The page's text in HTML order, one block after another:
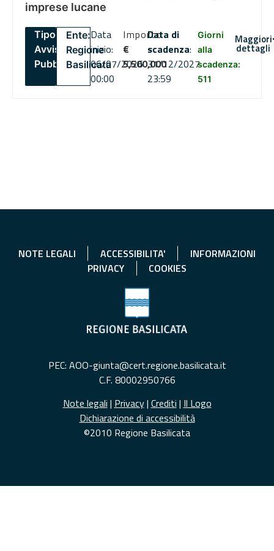
imprese lucane
Tipo:
Avviso
Pubblico
Ente:
Regione
Basilicata
Data
inizio:
06/07/2026
00:00
Importo
€
5,500,000
Data di
scadenza:
31/12/2027
23:59
Giorni
alla
scadenza:
511
Maggiori
dettagli
NOTE LEGALI ACCESSIBILITA'
INFORMAZIONI
PRIVACY
COOKIES
PEC: AOO-giunta@cert.regione.basilicata.it
C.F. 80002950766
Note legali | Privacy| Crediti | Il Logo
Dichiarazione di accessibilità
©2010 Regione Basilicata